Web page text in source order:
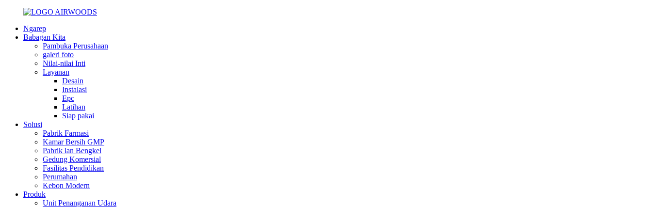
Ngarep
Babagan Kita
Pambuka Perusahaan
galeri foto
Nilai-nilai Inti
Layanan
Desain
Instalasi
Epc
Latihan
Siap pakai
Solusi
Pabrik Farmasi
Kamar Bersih GMP
Pabrik lan Bengkel
Gedung Komersial
Fasilitas Pendidikan
Perumahan
Kebon Modern
Produk
Unit Penanganan Udara